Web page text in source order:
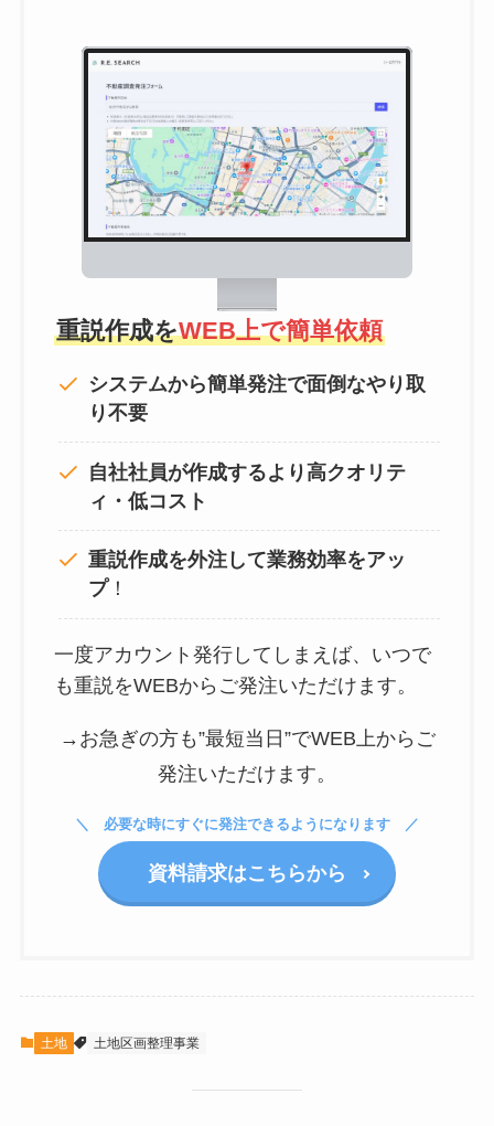
重説作成をWEB上で簡単依頼
システムから簡単発注で面倒なやり取
り不要
自社社員が作成するより高クオリテ
ィ・低コスト
重説作成を外注して業務効率をアッ
プ！
一度アカウント発行してしまえば、いつで
も重説をWEBからご発注いただけます。
→お急ぎの方も”最短当日”でWEB上からご
発注いただけます。
必要な時にすぐに発注できるようになります
資料請求はこちらから
土地 土地区画整理事業